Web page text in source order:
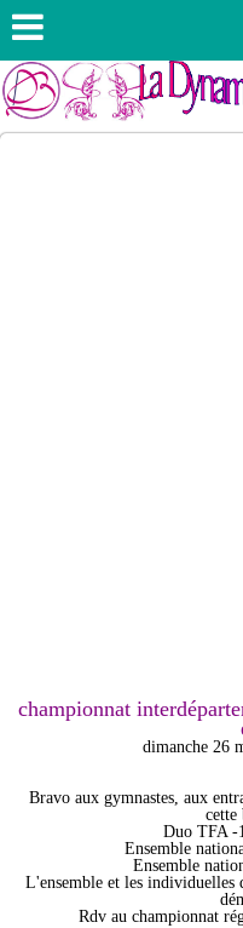
championnat
dimanche 26
Bravo aux gymnastes, aux
cette
Duo TFA -
Ensemble
Ensemble
L'ensemble et les individuelles
Rdv au championnat